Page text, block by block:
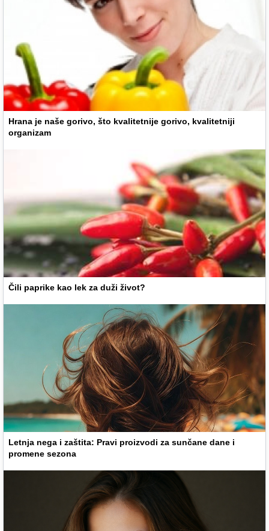
Hrana je naše gorivo, što kvalitetnije gorivo, kvalitetniji
organizam
Čili paprike kao lek za duži život?
Letnja nega i zaštita: Pravi proizvodi za sunčane dane i
promene sezona